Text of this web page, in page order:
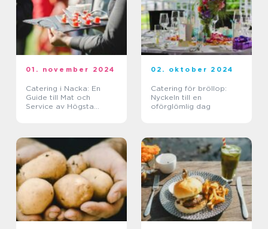
01. november 2024
Catering i Nacka: En
Guide till Mat och
Service av Högsta
02. oktober 2024
Catering för bröllop:
Nyckeln till en
oförglömlig dag